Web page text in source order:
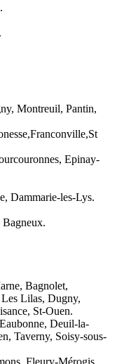
Montreuil, Pantin,
Epinay-
Dammarie-les-Lys.
Bagneux.
Bagnolet,
Lilas, Dugny,
St-Ouen.
Deuil-la-
Taverny, Soisy-sous-
Fleury-Mérogis,